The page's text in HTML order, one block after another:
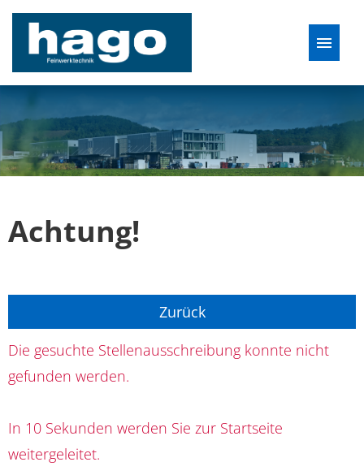
Deutsch
Stellenangebote
Achtung!
Die gesuchte Stellenausschreibung konnte nicht
gefunden werden.
In 10 Sekunden werden Sie zur Startseite
weitergeleitet.
Zurück